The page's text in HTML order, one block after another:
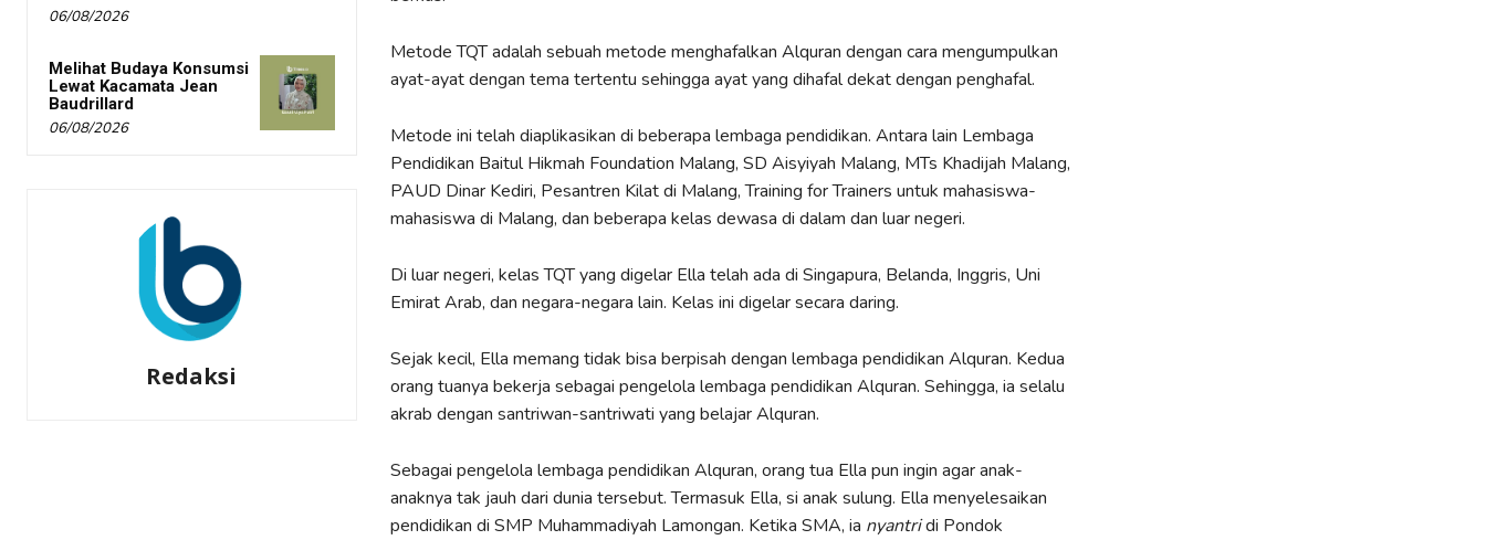
06/08/2026
Melihat Budaya Konsumsi
Lewat Kacamata Jean
Baudrillard
06/08/2026
Redaksi
Metode TQT adalah sebuah metode menghafalkan Alquran dengan cara mengumpulkan
ayat-ayat dengan tema tertentu sehingga ayat yang dihafal dekat dengan penghafal.
Metode ini telah diaplikasikan di beberapa lembaga pendidikan. Antara lain Lembaga
Pendidikan Baitul Hikmah Foundation Malang, SD Aisyiyah Malang, MTs Khadijah Malang,
PAUD Dinar Kediri, Pesantren Kilat di Malang, Training for Trainers untuk mahasiswa-
mahasiswa di Malang, dan beberapa kelas dewasa di dalam dan luar negeri.
Di luar negeri, kelas TQT yang digelar Ella telah ada di Singapura, Belanda, Inggris, Uni
Emirat Arab, dan negara-negara lain. Kelas ini digelar secara daring.
Sejak kecil, Ella memang tidak bisa berpisah dengan lembaga pendidikan Alquran. Kedua
orang tuanya bekerja sebagai pengelola lembaga pendidikan Alquran. Sehingga, ia selalu
akrab dengan santriwan-santriwati yang belajar Alquran.
Sebagai pengelola lembaga pendidikan Alquran, orang tua Ella pun ingin agar anak-
anaknya tak jauh dari dunia tersebut. Termasuk Ella, si anak sulung. Ella menyelesaikan
pendidikan di SMP Muhammadiyah Lamongan. Ketika SMA, ia nyantridi Pondok